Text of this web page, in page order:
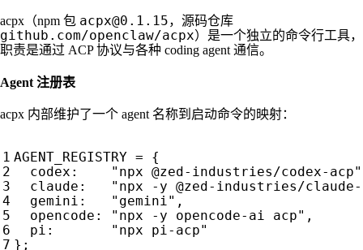
acpx（npm 包 acpx@0.1.15，源码仓库
github.com/openclaw/acpx）是一个独立的命令行工具，
职责是通过 ACP 协议与各种 coding agent 通信。
Agent 注册表
acpx 内部维护了一个 agent 名称到启动命令的映射：
AGENT_REGISTRY =
{
codex : "npx @zed-industries/codex-acp"
claude :
"npx -y @zed-industries/
gemini : "gemini" ,
opencode : "npx -y opencode-ai acp" ,
pi :
"npx pi-acp"
};